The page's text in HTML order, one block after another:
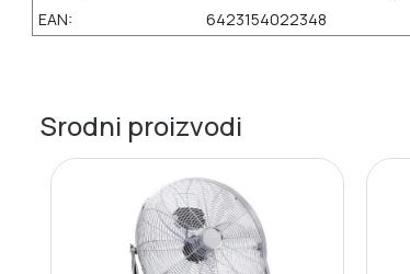
EAN:
6423154022348
Srodni proizvodi